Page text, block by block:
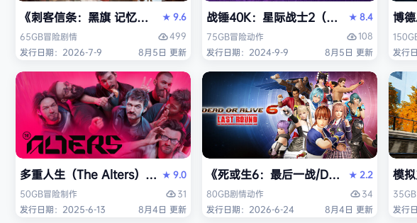
《刺客信条：黑旗 记忆重置-虚拟机版/Assassin’s Creed Black Flag
★ 9.6
65GB冒险剧情
499
发行日期：2026-7-9
8月5日 更新
战锤40K：星际战士2（Warhammer
★ 8.4
75GB冒险动作
108
发行日期：2024-9-9
8月5日 更新
博
发行
多重人生（The Alters）免安装中文版
★ 9.0
50GB冒险制作
31
发行日期：2025-6-13
8月4日 更新
《死或生6：最后一战/DEAD OR ALIVE
★ 2.2
80GB剧情动作
34
发行日期：2026-6-24
8月4日 更新
模
35GB
发行